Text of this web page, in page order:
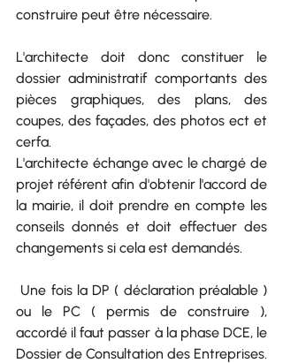
construire peut être nécessaire.
L'architecte doit donc constituer le
dossier administratif comportants des
pièces graphiques, des plans, des
coupes, des façades, des photos ect et
cerfa.
L'architecte échange avec le chargé de
projet référent afin d'obtenir l'accord de
la mairie, il doit prendre en compte les
conseils donnés et doit effectuer des
changements si cela est demandés.
ou le PC ( permis de construire ),
accordé il faut passer à la phase DCE, le
Dossier de Consultation des Entreprises.